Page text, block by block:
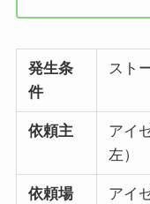
発生条
件
スト
依頼主
アイ
左）
依頼場
アイ